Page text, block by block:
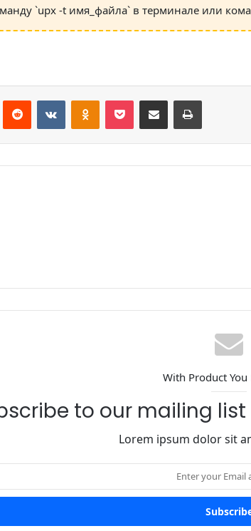
`upx -t имя_файла` в терминале или
With Product You
to our mailing
Lorem ipsum dolor sit